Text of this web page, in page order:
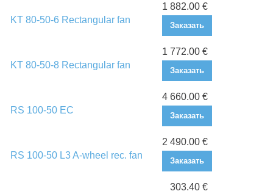
KT 80-50-6 Rectangular fan
1 882.00 €
Заказать
KT 80-50-8 Rectangular fan
1 772.00 €
Заказать
RS 100-50 EC
4 660.00 €
Заказать
RS 100-50 L3 A-wheel rec. fan
2 490.00 €
Заказать
303.40 €